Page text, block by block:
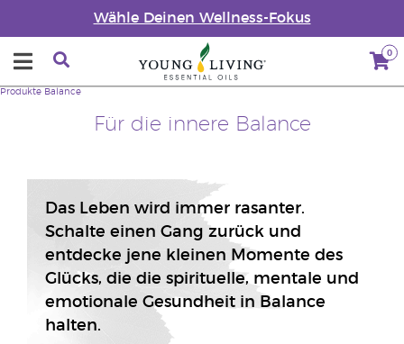
Wähle Deinen Wellness-Fokus
0
Für die innere Balance
Produkte Balance
Das Leben wird immer rasanter.
Schalte einen Gang zurück und
entdecke jene kleinen Momente des
Glücks, die die spirituelle, mentale und
emotionale Gesundheit in Balance
halten.